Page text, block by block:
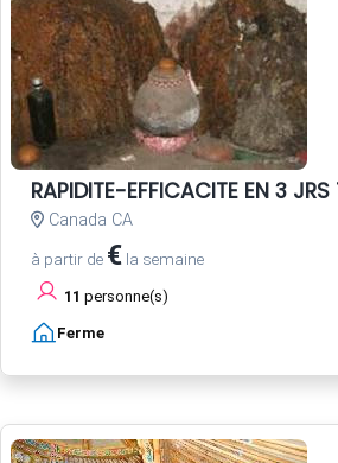
RAPIDITE-EFFICACITE EN 3
Canada CA
à partir de € la semaine
11 personne(s)
Ferme